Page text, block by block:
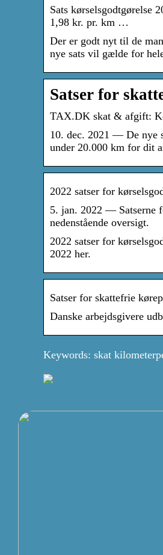
Sats kørselsgodtgørelse
1,98 kr. pr. km …
Der er godt nyt til de
nye sats vil gælde for
Satser for
TAX.DK skat & afgift:
10. dec. 2021 — De nye
under 20.000 km for dit
2022 satser for
5. jan. 2022 — Satserne
nedenstående oversigt.
2022 satser for
2022 her.
Satser for skattefrie
Danske arbejdsgivere
Keywords: skat